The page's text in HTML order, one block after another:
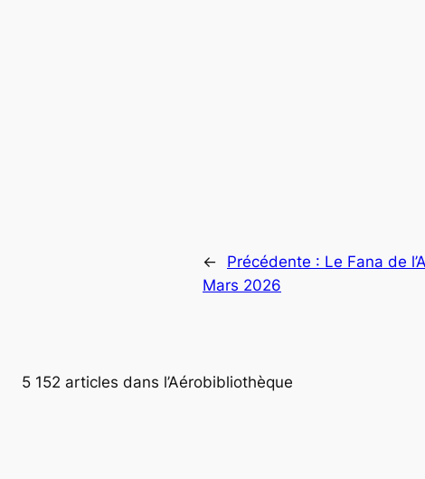
← Précédente : Le Fana de
Mars 2026
5 152 articles dans l’Aérobibliothèque